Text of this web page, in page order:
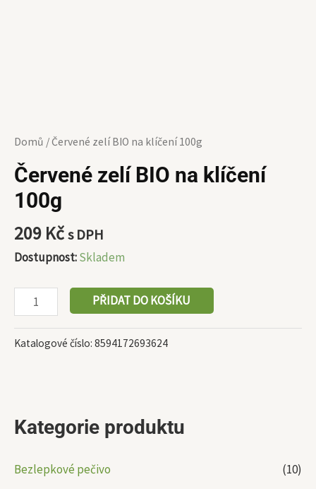
Kategorie produktu
Bezlepkové pečivo
(10)
Domů / Červené zelí BIO na klíčení 100g
Červené zelí BIO na klíčení
100g
209 Kčs DPH
Dostupnost:Skladem
PŘIDAT DO KOŠÍKU
Katalogové číslo: 8594172693624